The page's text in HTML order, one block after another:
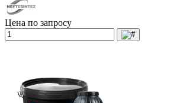
Цена по запросу